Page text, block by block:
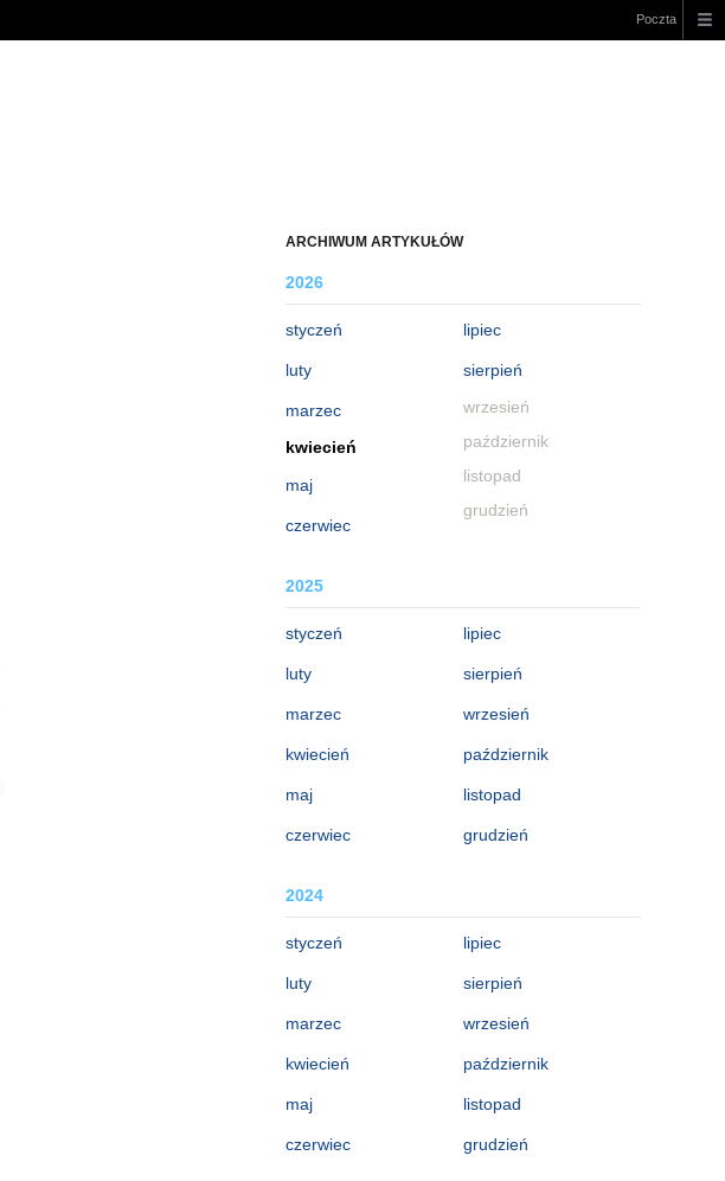
Poczta
ARCHIWUM ARTYKUŁÓW
2026
styczeń
luty
marzec
kwiecień
maj
czerwiec
lipiec
sierpień
wrzesień
październik
listopad
grudzień
2025
styczeń
luty
marzec
kwiecień
maj
czerwiec
lipiec
sierpień
wrzesień
październik
listopad
grudzień
2024
styczeń
luty
marzec
kwiecień
maj
czerwiec
lipiec
sierpień
wrzesień
październik
listopad
grudzień